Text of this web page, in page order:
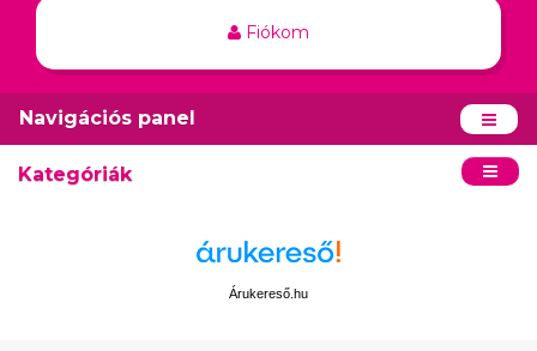
Fiókom
Navigációs panel
Kategóriák
Árukereső.hu